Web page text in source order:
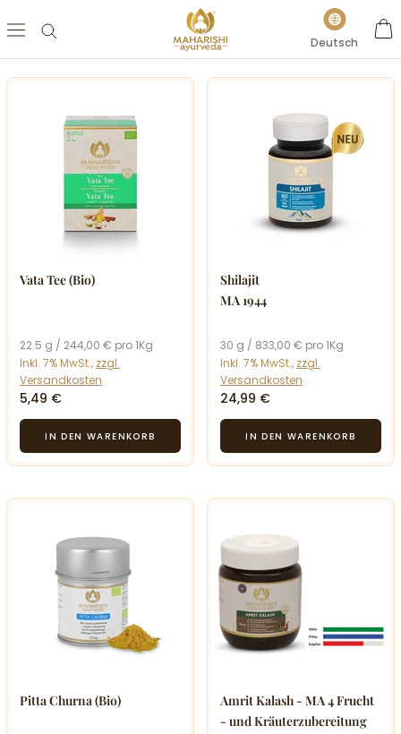
zum
Sprache
Deutsch
Vata Tee (Bio)
22.5 g / 244,00 € pro 1Kg
Inkl. 7% MwSt., zzgl.
Versandkosten
5,49 €
Shilajit
MA 1944
30 g / 833,00 € pro 1Kg
Inkl. 7% MwSt., zzgl.
Versandkosten
24,99 €
Pitta Churna (Bio)
Amrit Kalash - MA 4 Frucht
- und Kräuterzubereitung